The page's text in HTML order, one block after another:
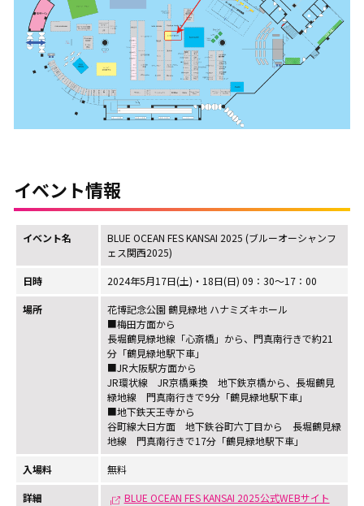
イベント情報
イベント名
BLUE OCEAN FES KANSAI 2025 (ブルーオーシャンフ
ェス関西2025)
日時 2024年5月17日(土)・18日(日) 09：30～17：00
場所
花博記念公園 鶴見緑地 ハナミズキホール
■梅田方面から
長堀鶴見緑地線「心斎橋」から、門真南行きで約21
分「鶴見緑地駅下車」
■JR大阪駅方面から
JR環状線 JR京橋乗換 地下鉄京橋から、長堀鶴見
緑地線 門真南行きで9分「鶴見緑地駅下車」
■地下鉄天王寺から
谷町線大日方面 地下鉄谷町六丁目から 長堀鶴見緑
地線 門真南行きで17分「鶴見緑地駅下車」
入場料 無料
詳細 BLUE OCEAN FES KANSAI 2025公式WEBサイト